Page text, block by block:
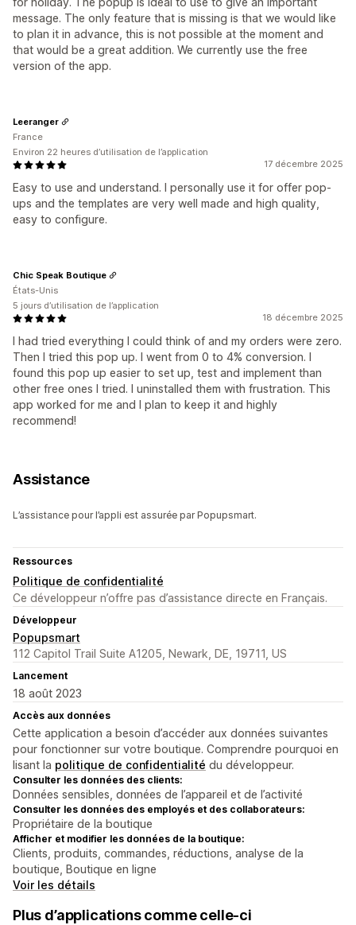
message. The only feature that is missing is that we would like
to plan it in advance, this is not possible at the moment and
that would be a great addition. We currently use the free
version of the app.
17 décembre 2025
Easy to use and understand. I personally use it for offer pop-
ups and the templates are very well made and high quality,
easy to configure.
Leeranger
France
Environ 22 heures d’utilisation de l’application
18 décembre 2025
I had tried everything I could think of and my orders were zero.
Then I tried this pop up. I went from 0 to 4% conversion. I
found this pop up easier to set up, test and implement than
other free ones I tried. I uninstalled them with frustration. This
app worked for me and I plan to keep it and highly
recommend!
Chic Speak Boutique
États-Unis
5 jours d’utilisation de l’application
Assistance
L’assistance pour l’appli est assurée par Popupsmart.
Ressources
Politique de confidentialité
Ce développeur n’offre pas d’assistance directe en Français.
Développeur
Popupsmart
112 Capitol Trail Suite A1205, Newark, DE, 19711, US
Lancement
18 août 2023
Accès aux données
Cette application a besoin d’accéder aux données suivantes
pour fonctionner sur votre boutique. Comprendre pourquoi en
lisant la politique de confidentialité du développeur.
Consulter les données des clients:
Données sensibles, données de l’appareil et de l’activité
Consulter les données des employés et des collaborateurs:
Propriétaire de la boutique
Afficher et modifier les données de la boutique:
Clients, produits, commandes, réductions, analyse de la
boutique, Boutique en ligne
Voir les détails
Plus d’applications comme celle-ci